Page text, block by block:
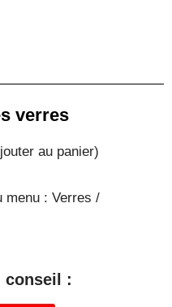
verres
au panier)
menu : Verres /
conseil :